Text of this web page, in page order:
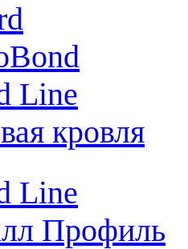
Line
кровля
Line
Профиль